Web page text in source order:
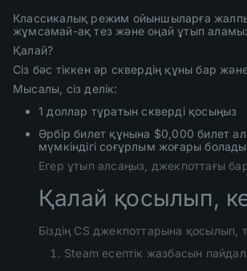
Классикалық режим ойыншыларға жалпы
жұмсамай-ақ тез және оңай ұтып
Қалай?
Сіз бәс тіккен әр сквердің құны бар
Мысалы, сіз делік:
1 доллар тұратын скверді қосыңыз
Әрбір билет құнына $0,000 билет
мүмкіндігі соғұрлым жоғары
Егер ұтып алсаңыз, джекпоттағы
Қалай қосылып,
Біздің CS джекпоттарына
Steam есептік жазбасын